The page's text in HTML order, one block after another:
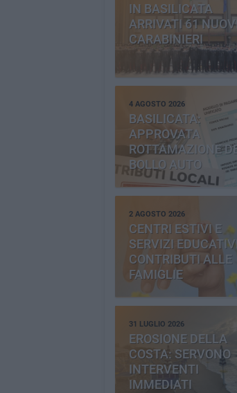
IN BASILICATA
ARRIVATI 61
CARABINIERI
4 AGOSTO 2026
BASILICATA:
APPROVATA
ROTTAMAZIONE
BOLLO AUTO
2 AGOSTO 2026
CENTRI ESTIVI E
SERVIZI
CONTRIBUTI ALLE
FAMIGLIE
31 LUGLIO 2026
EROSIONE DELLA
COSTA: SERVONO
INTERVENTI
IMMEDIATI